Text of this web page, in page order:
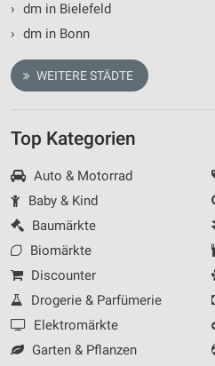
› dm in Bielefeld
› dm in Bonn
WEITERE STÄDTE
Top Kategorien
Auto & Motorrad
Baby & Kind
Baumärkte
Biomärkte
Discounter
Drogerie & Parfümerie
Elektromärkte
Garten & Pflanzen